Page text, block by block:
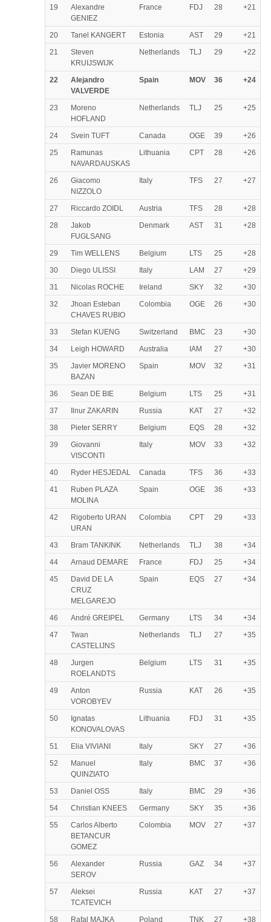
19
Alexandre
GENIEZ
France FDJ 28 +21
20 Tanel KANGERT Estonia AST 29
+21
21
Steven
KRUIJSWIJK
Netherlands TLJ 29 +22
22
Alejandro
VALVERDE
Spain MOV 36 +24
23
Moreno
HOFLAND
Netherlands TLJ 25 +25
24 Svein TUFT Canada OGE 39
+26
25
Ramunas
NAVARDAUSKAS
Lithuania CPT 28 +26
26
Giacomo
NIZZOLO
Italy TFS 27 +27
27 Riccardo ZOIDL Austria TFS 28
+28
28
Jakob
FUGLSANG
Denmark AST 31 +28
29 Tim WELLENS Belgium LTS 25
+28
30
Diego ULISSI Italy LAM 27
+29
31
Nicolas ROCHE Ireland SKY 32
+30
32
Jhoan Esteban
CHAVES RUBIO
Colombia OGE 26 +30
33 Stefan KUENG Switzerland BMC 23
+30
34
Leigh HOWARD Australia IAM 27
+30
35
Javier MORENO
BAZAN
Spain MOV 32 +31
36 Sean DE BIE Belgium LTS 25
+31
37
Ilnur ZAKARIN Russia KAT 27
+32
38
Pieter SERRY Belgium EQS 28
+32
39
Giovanni
VISCONTI
Italy MOV 33 +32
40 Ryder HESJEDAL Canada TFS 36
+33
41
Ruben PLAZA
MOLINA
Spain OGE 36 +33
42
Rigoberto URAN
URAN
Colombia CPT 29 +33
43 Bram TANKINK Netherlands TLJ 38
+34
44
Arnaud DEMARE France FDJ 25
+34
45
David DE LA
CRUZ
MELGAREJO
Spain EQS 27 +34
46 André GREIPEL Germany LTS 34
+34
47
Twan
CASTELIJNS
Netherlands TLJ 27 +35
48
Jurgen
ROELANDTS
Belgium LTS 31 +35
49
Anton
VOROBYEV
Russia KAT 26 +35
50
Ignatas
KONOVALOVAS
Lithuania FDJ 31 +35
51 Elia VIVIANI Italy SKY 27
+36
52
Manuel
QUINZIATO
Italy BMC 37 +36
53 Daniel OSS Italy BMC 29
+36
54
Christian KNEES Germany SKY 35
+36
55
Carlos Alberto
BETANCUR
GOMEZ
Colombia MOV 27 +37
56
Alexander
SEROV
Russia GAZ 34 +37
57
Aleksei
TCATEVICH
Russia KAT 27 +37
58 Rafal MAJKA Poland TNK 27
+38